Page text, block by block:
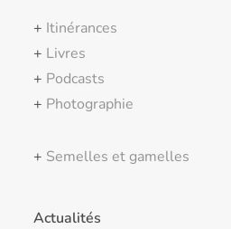
+ Itinérances
+ Livres
+ Podcasts
+ Photographie
+ Semelles et gamelles
Actualités